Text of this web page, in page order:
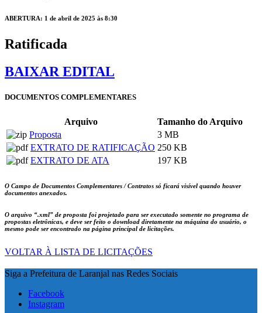
ABERTURA: 1 de abril de 2025 às 8:30
Ratificada
BAIXAR EDITAL
DOCUMENTOS COMPLEMENTARES
Arquivo
Tamanho do Arquivo
Proposta
3 MB
EXTRATO DE RATIFICAÇÃO 250 KB
EXTRATO DE ATA
197 KB
O Campo de Documentos Complementares / Contratos só ficará visível quando houver
documentos anexados.
O arquivo “.xml” de proposta foi projetado para ser executado somente no programa de
propostas eletrônicas, e deve ser feito o download diretamente na máquina do usuário, o
mesmo pode ser encontrado na página principal de licitações.
VOLTAR À LISTA DE LICITAÇÕES
Siga a Prefeitura de Laranjal nas Redes Sociais
Facebook
Instagram